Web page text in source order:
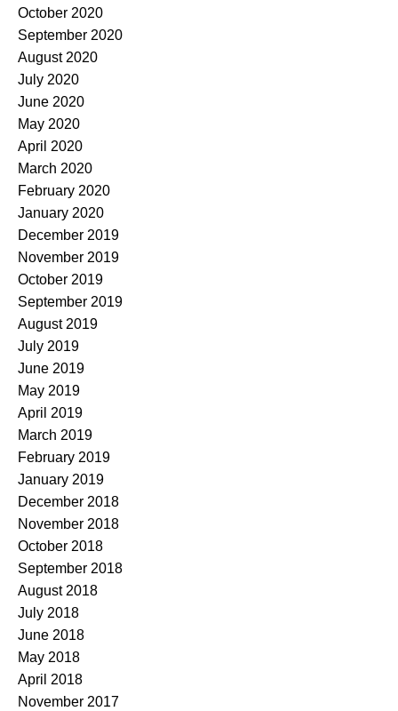
October 2020
September 2020
August 2020
July 2020
June 2020
May 2020
April 2020
March 2020
February 2020
January 2020
December 2019
November 2019
October 2019
September 2019
August 2019
July 2019
June 2019
May 2019
April 2019
March 2019
February 2019
January 2019
December 2018
November 2018
October 2018
September 2018
August 2018
July 2018
June 2018
May 2018
April 2018
November 2017